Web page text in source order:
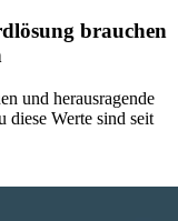
brauchen
und herausragende
diese Werte sind seit